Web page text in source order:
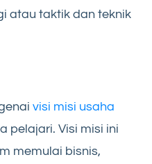
atau taktik dan teknik
visi misi usaha
pelajari. Visi misi ini
memulai bisnis,